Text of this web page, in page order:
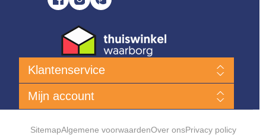
Klantenservice
Nieuwe producten
Klanten Service
Bent u niet tevreden?
Hoe kan ik een bestelling plaatsen?
Mijn account
Bestellingen
SitemapAlgemene voorwaardenOver onsPrivacy policy